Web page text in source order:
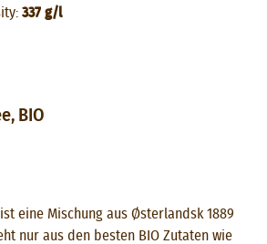
337 g/l
BIO
ist eine Mischung aus Østerlandsk 1889
nur aus den besten BIO Zutaten wie